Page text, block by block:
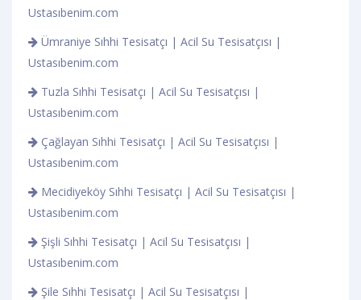
Ustasıbenim.com
Ümraniye Sıhhi Tesisatçı | Acil Su Tesisatçısı |
Ustasıbenim.com
Tuzla Sıhhi Tesisatçı | Acil Su Tesisatçısı |
Ustasıbenim.com
Çağlayan Sıhhi Tesisatçı | Acil Su Tesisatçısı |
Ustasıbenim.com
Mecidiyeköy Sıhhi Tesisatçı | Acil Su Tesisatçısı |
Ustasıbenim.com
Şişli Sıhhi Tesisatçı | Acil Su Tesisatçısı |
Ustasıbenim.com
Şile Sıhhi Tesisatçı | Acil Su Tesisatçısı |